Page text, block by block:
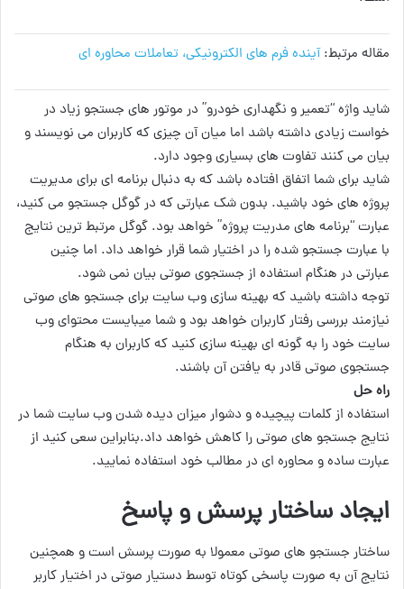
مقاله مرتبط:آینده فرم‌ های الکترونیکی، تعاملات محاوره ای
شاید واژه “تعمیر و نگهداری خودرو” در موتور های جستجو زیاد در
خواست زیادی داشته باشد اما میان آن چیزی که کاربران می نویسند و
بیان می کنند تفاوت های بسیاری وجود دارد.
شاید برای شما اتفاق افتاده باشد که به دنبال برنامه ای برای مدیریت
پروژه های خود باشید. بدون شک عبارتی که در گوگل جستجو می کنید،
عبارت “برنامه های مدریت پروژه” خواهد بود. گوگل مرتبط ترین نتایج
با عبارت جستجو شده را در اختیار شما قرار خواهد داد. اما چنین
عبارتی در هنگام استفاده از جستجوی صوتی بیان نمی شود.
توجه داشته باشید که بهینه سازی وب سایت برای جستجو های صوتی
نیازمند بررسی رفتار کاربران خواهد بود و شما میبایست محتوای وب
سایت خود را به گونه ای بهینه سازی کنید که کاربران به هنگام
جستجوی صوتی قادر به یافتن آن باشند.
راه حل
استفاده از کلمات پیچیده و دشوار میزان دیده شدن وب سایت شما در
نتایج جستجو های صوتی را کاهش خواهد داد.بنابراین سعی کنید از
عبارت ساده و محاوره ای در مطالب خود استفاده نمایید.
ایجاد ساختار پرسش و پاسخ
ساختار جستجو های صوتی معمولا به صورت پرسش است و همچنین
نتایج آن به صورت پاسخی کوتاه توسط دستیار صوتی در اختیار کاربر